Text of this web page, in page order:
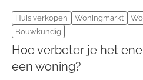
Huis verkopen Woningmarkt
Bouwkundig
Hoe verbeter je het
een woning?